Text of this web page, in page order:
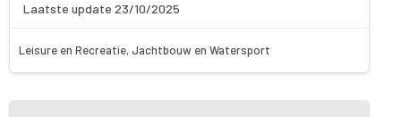
Laatste update 23/10/2025
Leisure en Recreatie, Jachtbouw en Watersport